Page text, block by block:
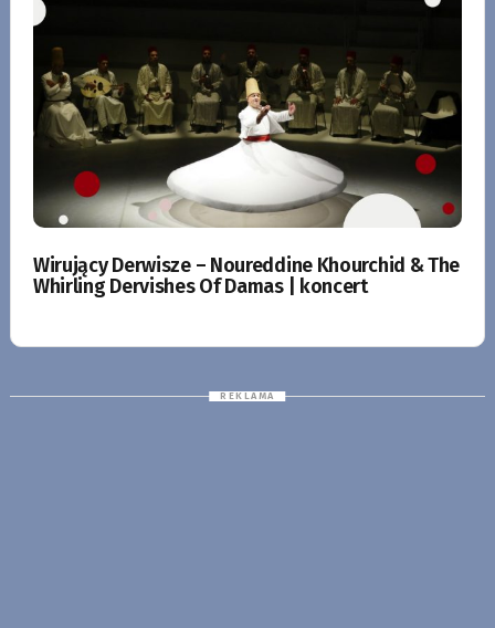
Wirujący Derwisze – Noureddine Khourchid & The
Whirling Dervishes Of Damas | koncert